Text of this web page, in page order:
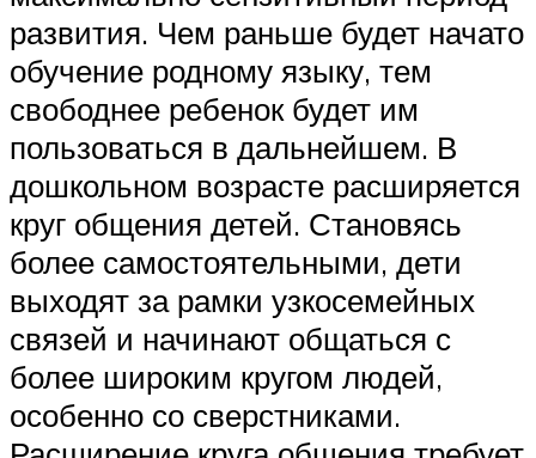
развития. Чем раньше будет начато
обучение родному языку, тем
свободнее ребенок будет им
пользоваться в дальнейшем. В
дошкольном возрасте расширяется
круг общения детей. Становясь
более самостоятельными, дети
выходят за рамки узкосемейных
связей и начинают общаться с
более широким кругом людей,
особенно со сверстниками.